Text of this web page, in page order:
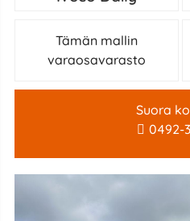
Tämän mallin
varaosavarasto
Suora
0492-